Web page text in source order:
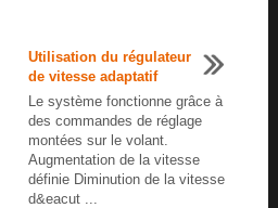
Utilisation du régulateur
de vitesse adaptatif
Le système fonctionne grâce à
des commandes de réglage
montées sur le volant.
Augmentation de la vitesse
définie Diminution de la vitesse
d&eacut ...